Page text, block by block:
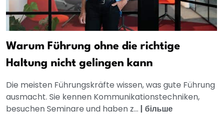
Warum Führung ohne die richtige
Haltung nicht gelingen kann
Die meisten Führungskräfte wissen, was gute Führung
ausmacht. Sie kennen Kommunikationstechniken,
besuchen Seminare und haben z... | більше